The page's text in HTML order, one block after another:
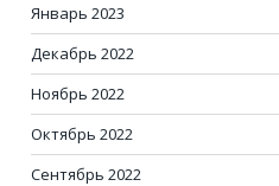
Январь 2023
Декабрь 2022
Ноябрь 2022
Октябрь 2022
Сентябрь 2022